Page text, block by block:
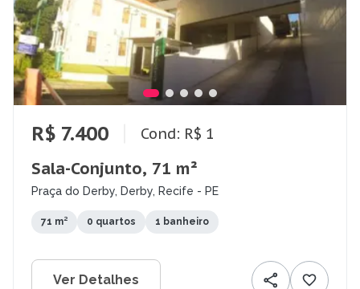
R$ 7.400 Cond: R$ 1
Sala-Conjunto, 71 m²
Praça do Derby, Derby, Recife - PE
71 m² 0 quartos 1 banheiro
Ver Detalhes